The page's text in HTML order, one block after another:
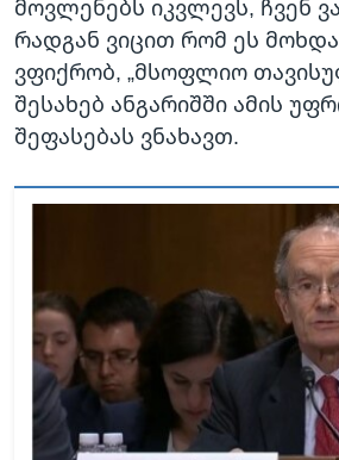
მოვლენებს იკვლევს, ჩვენ
რადგან ვიცით რომ ეს
ვფიქრობ, „მსოფლიო
შესახებ ანგარიშში ამის
შეფასებას ვნახავთ.